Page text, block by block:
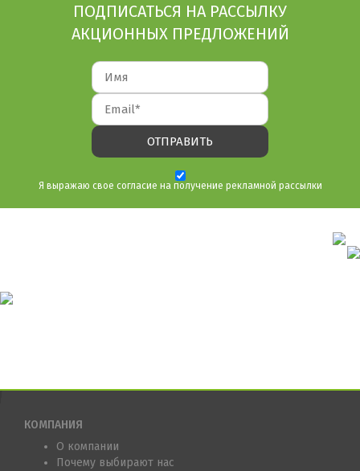
ПОДПИСАТЬСЯ НА РАССЫЛКУ
АКЦИОННЫХ ПРЕДЛОЖЕНИЙ
Я выражаю свое согласие на получение рекламной рассылки
КОМПАНИЯ
О компании
Почему выбирают нас